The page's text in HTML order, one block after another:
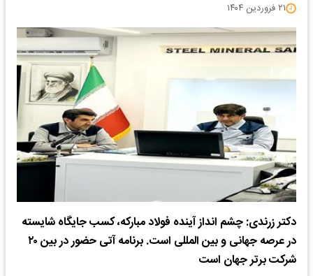
۲۱ فروردین ۱۴۰۴
دکتر زرندی: چشم انداز آینده فولاد مبارکه، کسب جایگاه شایسته
در عرصه جهانی و بین المللی است. برنامه آتی حضور در بین ۲۰
شرکت برتر جهان است